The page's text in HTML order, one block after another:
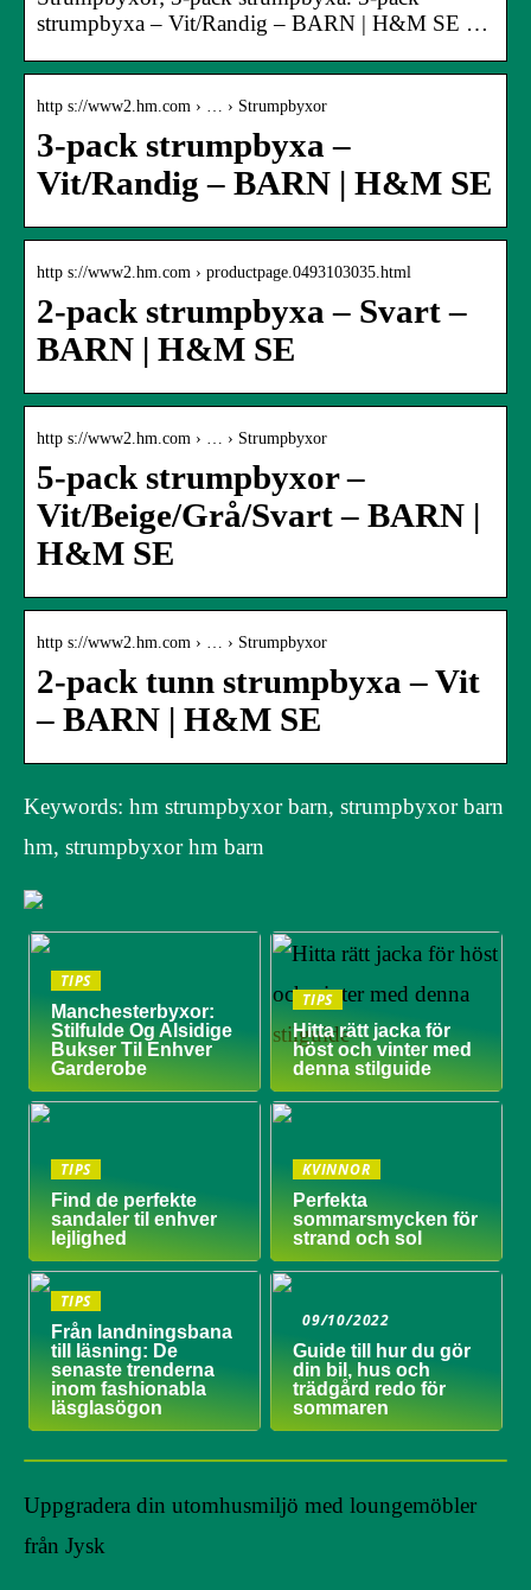
strumpbyxa – Vit/Randig – BARN | H&M SE …
http s://www2.hm.com › … › Strumpbyxor
3-pack strumpbyxa –
Vit/Randig – BARN | H&M SE
http s://www2.hm.com › productpage.0493103035.html
2-pack strumpbyxa – Svart –
BARN | H&M SE
http s://www2.hm.com › … › Strumpbyxor
5-pack strumpbyxor –
Vit/Beige/Grå/Svart – BARN |
H&M SE
http s://www2.hm.com › … › Strumpbyxor
2-pack tunn strumpbyxa – Vit
– BARN | H&M SE
Keywords: hm strumpbyxor barn, strumpbyxor barn
hm, strumpbyxor hm barn
TIPS
Manchesterbyxor:
Stilfulde Og Alsidige
Bukser Til Enhver
Garderobe
TIPS
Hitta rätt jacka för
höst och vinter med
denna stilguide
TIPS
Find de perfekte
sandaler til enhver
lejlighed
KVINNOR
Perfekta
sommarsmycken för
strand och sol
TIPS
Från landningsbana
till läsning: De
senaste trenderna
inom fashionabla
läsglasögon
09/10/2022
Guide till hur du gör
din bil, hus och
trädgård redo för
sommaren
Uppgradera din utomhusmiljö med loungemöbler
från Jysk